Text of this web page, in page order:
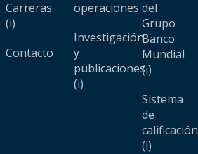
Carreras
(i)
Contacto
operaciones
Investigación
y
publicaciones
(i)
del
Grupo
Banco
Mundial
(i)
Sistema
de
calificación
(i)